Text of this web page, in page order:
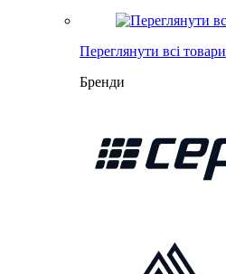
Переглянути всі товари
Бренди